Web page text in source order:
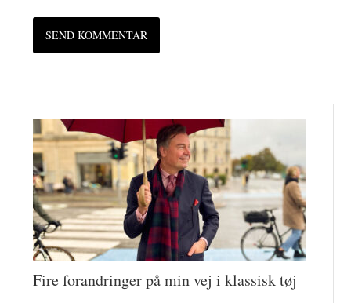
Fire forandringer på min vej i klassisk tøj